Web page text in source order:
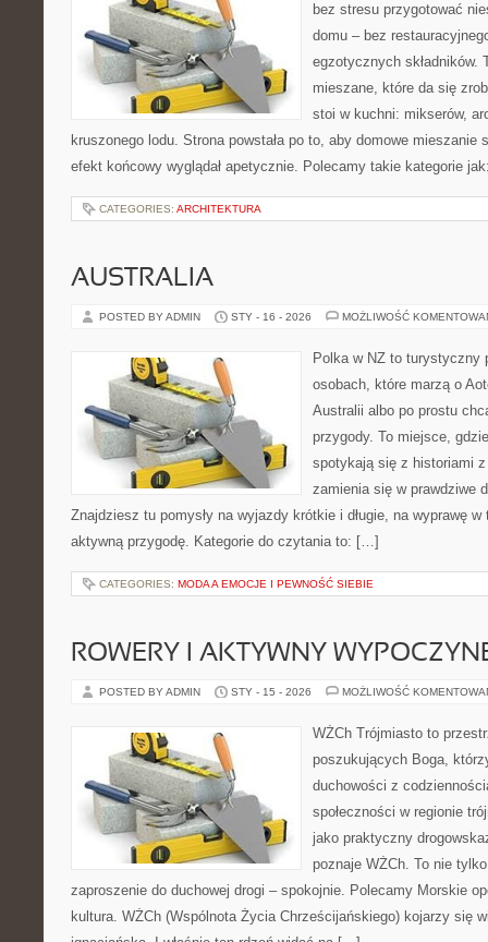
bez stresu przygotować
domu – bez
egzotycznych składników.
mieszane, które da się
stoi w kuchni: mikserów,
kruszonego lodu. Strona powstała po to, aby domowe mieszanie
efekt końcowy wyglądał apetycznie. Polecamy takie kategorie
CATEGORIES: ARCHITEKTURA
AUSTRALIA
POSTED BY ADMIN STY - 16 - 2026 MOŻLIWOŚĆ
Polka w NZ to turystyczny
osobach, które marzą o
Australii albo po prostu
przygody. To miejsce,
spotykają się z historiami z
zamienia się w prawdziwe
Znajdziesz tu pomysły na wyjazdy krótkie i długie, na wyprawę
aktywną przygodę. Kategorie do czytania to: […]
CATEGORIES: MODA A EMOCJE I PEWNOŚĆ SIEBIE
ROWERY I AKTYWNY
POSTED BY ADMIN STY - 15 - 2026 MOŻLIWOŚĆ
WŻCh Trójmiasto to
poszukujących Boga,
duchowości z
społeczności w regionie
jako praktyczny
poznaje WŻCh. To nie
zaproszenie do duchowej drogi – spokojnie. Polecamy Morskie
kultura. WŻCh (Wspólnota Życia Chrześcijańskiego) kojarzy się